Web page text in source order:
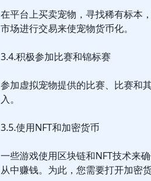
在平台上买卖宠物，寻找稀有标本
市场进行交易来使宠物货币化。
3.4.积极参加比赛和锦标赛
参加虚拟宠物提供的比赛、比赛和
入。
3.5.使用NFT和加密货币
一些游戏使用区块链和NFT技术来
从中赚钱。为此，您需要打开加密